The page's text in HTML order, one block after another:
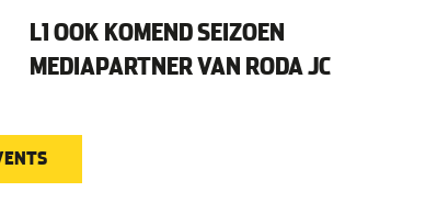
L1 OOK KOMEND SEIZOEN
MEDIAPARTNER VAN RODA JC